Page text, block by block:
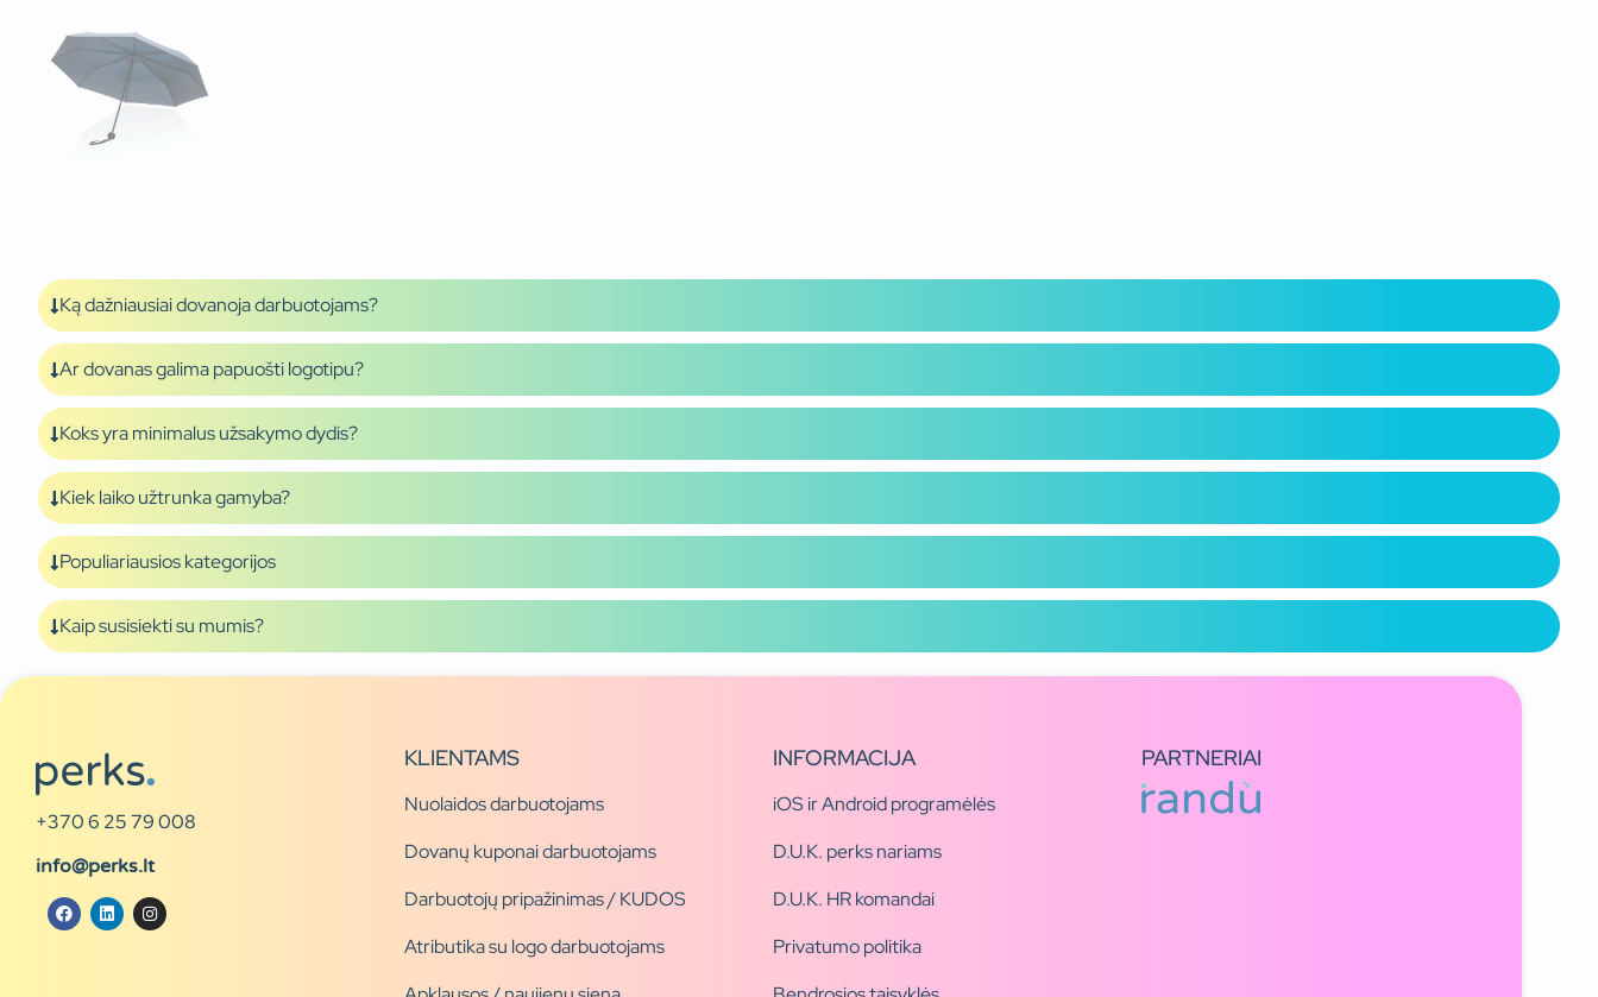
Ką dažniausiai dovanoja darbuotojams?
Ar dovanas galima papuošti logotipu?
Koks yra minimalus užsakymo dydis?
Kiek laiko užtrunka gamyba?
Populiariausios kategorijos
Kaip susisiekti su mumis?
+370 6 25 79 008
info@perks.lt
KLIENTAMS
Nuolaidos darbuotojams
Dovanų kuponai darbuotojams
Darbuotojų pripažinimas / KUDOS
Atributika su logo darbuotojams
INFORMACIJA
iOS ir Android programėlės
D.U.K. perks nariams
D.U.K. HR komandai
Privatumo politika
PARTNERIAI